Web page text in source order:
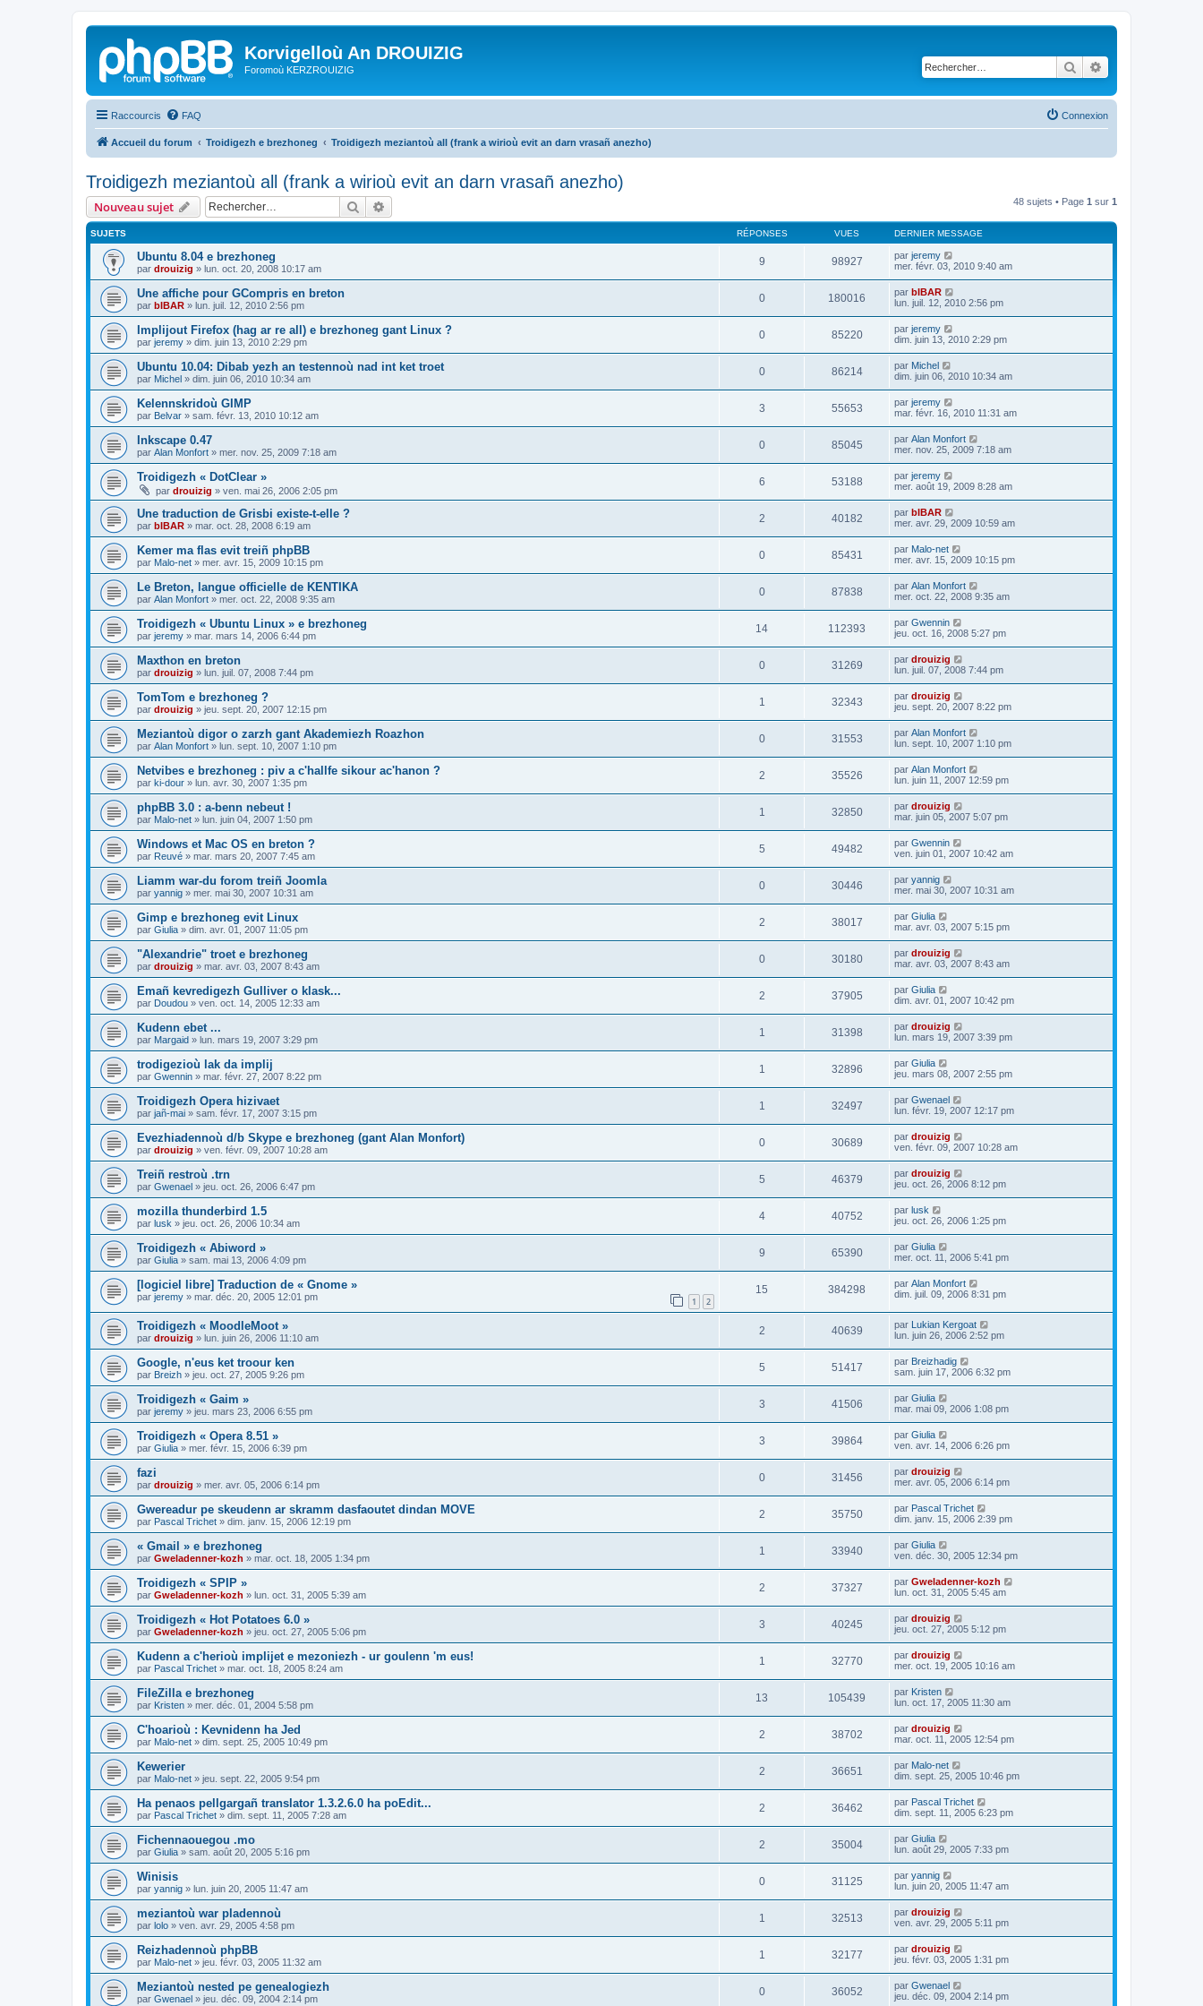
Korvigelloù An DROUIZIG
Foromoù KERZROUIZIG Rechercher
Raccourcis FAQ Connexion
Accueil du forum Troidigezh e brezhoneg Troidigezh meziantoù all (frank a wirioù evit an darn vrasañ anezho)
Troidigezh meziantoù all (frank a wirioù evit an darn vrasañ anezho)
Nouveau sujet Rechercher 48 sujets • Page 1 sur 1
SUJETS RÉPONSES VUES DERNIER MESSAGE
Ubuntu 8.04 e brezhoneg
par drouizig » lun. oct. 20, 2008 10:17 am
9 98927 par jeremy
mer. févr. 03, 2010 9:40 am
Une affiche pour GCompris en breton
par bIBAR » lun. juil. 12, 2010 2:56 pm
0 180016 par bIBAR
lun. juil. 12, 2010 2:56 pm
Implijout Firefox (hag ar re all) e brezhoneg gant Linux ?
par jeremy » dim. juin 13, 2010 2:29 pm
0 85220 par jeremy
dim. juin 13, 2010 2:29 pm
Ubuntu 10.04: Dibab yezh an testennoù nad int ket troet
par Michel » dim. juin 06, 2010 10:34 am
0 86214 par Michel
dim. juin 06, 2010 10:34 am
Kelennskridoù GIMP
par Belvar » sam. févr. 13, 2010 10:12 am
3 55653 par jeremy
mar. févr. 16, 2010 11:31 am
Inkscape 0.47
par Alan Monfort » mer. nov. 25, 2009 7:18 am
0 85045 par Alan Monfort
mer. nov. 25, 2009 7:18 am
Troidigezh « DotClear »
par drouizig » ven. mai 26, 2006 2:05 pm
6 53188 par jeremy
mer. août 19, 2009 8:28 am
Une traduction de Grisbi existe-t-elle ?
par bIBAR » mar. oct. 28, 2008 6:19 am
2 40182 par bIBAR
mer. avr. 29, 2009 10:59 am
Kemer ma flas evit treiñ phpBB
par Malo-net » mer. avr. 15, 2009 10:15 pm
0 85431 par Malo-net
mer. avr. 15, 2009 10:15 pm
Le Breton, langue officielle de KENTIKA
par Alan Monfort » mer. oct. 22, 2008 9:35 am
0 87838 par Alan Monfort
mer. oct. 22, 2008 9:35 am
Troidigezh « Ubuntu Linux » e brezhoneg
par jeremy » mar. mars 14, 2006 6:44 pm
14 112393 par Gwennin
jeu. oct. 16, 2008 5:27 pm
Maxthon en breton
par drouizig » lun. juil. 07, 2008 7:44 pm
0 31269 par drouizig
lun. juil. 07, 2008 7:44 pm
TomTom e brezhoneg ?
par drouizig » jeu. sept. 20, 2007 12:15 pm
1 32343 par drouizig
jeu. sept. 20, 2007 8:22 pm
Meziantoù digor o zarzh gant Akademiezh Roazhon
par Alan Monfort » lun. sept. 10, 2007 1:10 pm
0 31553 par Alan Monfort
lun. sept. 10, 2007 1:10 pm
Netvibes e brezhoneg : piv a c'hallfe sikour ac'hanon ?
par ki-dour » lun. avr. 30, 2007 1:35 pm
2 35526 par Alan Monfort
lun. juin 11, 2007 12:59 pm
phpBB 3.0 : a-benn nebeut !
par Malo-net » lun. juin 04, 2007 1:50 pm
1 32850 par drouizig
mar. juin 05, 2007 5:07 pm
Windows et Mac OS en breton ?
par Reuvé » mar. mars 20, 2007 7:45 am
5 49482 par Gwennin
ven. juin 01, 2007 10:42 am
Liamm war-du forom treiñ Joomla
par yannig » mer. mai 30, 2007 10:31 am
0 30446 par yannig
mer. mai 30, 2007 10:31 am
Gimp e brezhoneg evit Linux
par Giulia » dim. avr. 01, 2007 11:05 pm
2 38017 par Giulia
mar. avr. 03, 2007 5:15 pm
"Alexandrie" troet e brezhoneg
par drouizig » mar. avr. 03, 2007 8:43 am
0 30180 par drouizig
mar. avr. 03, 2007 8:43 am
Emañ kevredigezh Gulliver o klask...
par Doudou » ven. oct. 14, 2005 12:33 am
2 37905 par Giulia
dim. avr. 01, 2007 10:42 pm
Kudenn ebet ...
par Margaid » lun. mars 19, 2007 3:29 pm
1 31398 par drouizig
lun. mars 19, 2007 3:39 pm
trodigezioù lak da implij
par Gwennin » mar. févr. 27, 2007 8:22 pm
1 32896 par Giulia
jeu. mars 08, 2007 2:55 pm
Troidigezh Opera hizivaet
par jañ-mai » sam. févr. 17, 2007 3:15 pm
1 32497 par Gwenael
lun. févr. 19, 2007 12:17 pm
Evezhiadennoù d/b Skype e brezhoneg (gant Alan Monfort)
par drouizig » ven. févr. 09, 2007 10:28 am
0 30689 par drouizig
ven. févr. 09, 2007 10:28 am
Treiñ restroù .trn
par Gwenael » jeu. oct. 26, 2006 6:47 pm
5 46379 par drouizig
jeu. oct. 26, 2006 8:12 pm
mozilla thunderbird 1.5
par lusk » jeu. oct. 26, 2006 10:34 am
4 40752 par lusk
jeu. oct. 26, 2006 1:25 pm
Troidigezh « Abiword »
par Giulia » sam. mai 13, 2006 4:09 pm
9 65390 par Giulia
mer. oct. 11, 2006 5:41 pm
[logiciel libre] Traduction de « Gnome »
par jeremy » mar. déc. 20, 2005 12:01 pm 1 2
15 384298 par Alan Monfort
dim. juil. 09, 2006 8:31 pm
Troidigezh « MoodleMoot »
par drouizig » lun. juin 26, 2006 11:10 am
2 40639 par Lukian Kergoat
lun. juin 26, 2006 2:52 pm
Google, n'eus ket troour ken
par Breizh » jeu. oct. 27, 2005 9:26 pm
5 51417 par Breizhadig
sam. juin 17, 2006 6:32 pm
Troidigezh « Gaim »
par jeremy » jeu. mars 23, 2006 6:55 pm
3 41506 par Giulia
mar. mai 09, 2006 1:08 pm
Troidigezh « Opera 8.51 »
par Giulia » mer. févr. 15, 2006 6:39 pm
3 39864 par Giulia
ven. avr. 14, 2006 6:26 pm
fazi
par drouizig » mer. avr. 05, 2006 6:14 pm
0 31456 par drouizig
mer. avr. 05, 2006 6:14 pm
Gwereadur pe skeudenn ar skramm dasfaoutet dindan MOVE
par Pascal Trichet » dim. janv. 15, 2006 12:19 pm
2 35750 par Pascal Trichet
dim. janv. 15, 2006 2:39 pm
« Gmail » e brezhoneg
par Gweladenner-kozh » mar. oct. 18, 2005 1:34 pm
1 33940 par Giulia
ven. déc. 30, 2005 12:34 pm
Troidigezh « SPIP »
par Gweladenner-kozh » lun. oct. 31, 2005 5:39 am
2 37327 par Gweladenner-kozh
lun. oct. 31, 2005 5:45 am
Troidigezh « Hot Potatoes 6.0 »
par Gweladenner-kozh » jeu. oct. 27, 2005 5:06 pm
3 40245 par drouizig
jeu. oct. 27, 2005 5:12 pm
Kudenn a c'herioù implijet e mezoniezh - ur goulenn 'm eus!
par Pascal Trichet » mar. oct. 18, 2005 8:24 am
1 32770 par drouizig
mer. oct. 19, 2005 10:16 am
FileZilla e brezhoneg
par Kristen » mer. déc. 01, 2004 5:58 pm
13 105439 par Kristen
lun. oct. 17, 2005 11:30 am
C'hoarioù : Kevnidenn ha Jed
par Malo-net » dim. sept. 25, 2005 10:49 pm
2 38702 par drouizig
mar. oct. 11, 2005 12:54 pm
Kewerier
par Malo-net » jeu. sept. 22, 2005 9:54 pm
2 36651 par Malo-net
dim. sept. 25, 2005 10:46 pm
Ha penaos pellgargañ translator 1.3.2.6.0 ha poEdit...
par Pascal Trichet » dim. sept. 11, 2005 7:28 am
2 36462 par Pascal Trichet
dim. sept. 11, 2005 6:23 pm
Fichennaouegou .mo
par Giulia » sam. août 20, 2005 5:16 pm
2 35004 par Giulia
lun. août 29, 2005 7:33 pm
Winisis
par yannig » lun. juin 20, 2005 11:47 am
0 31125 par yannig
lun. juin 20, 2005 11:47 am
meziantoù war pladennoù
par lolo » ven. avr. 29, 2005 4:58 pm
1 32513 par drouizig
ven. avr. 29, 2005 5:11 pm
Reizhadennoù phpBB
par Malo-net » jeu. févr. 03, 2005 11:32 am
1 32177 par drouizig
jeu. févr. 03, 2005 1:31 pm
Meziantoù nested pe genealogiezh
par Gwenael » jeu. déc. 09, 2004 2:14 pm
0 36052 par Gwenael
jeu. déc. 09, 2004 2:14 pm